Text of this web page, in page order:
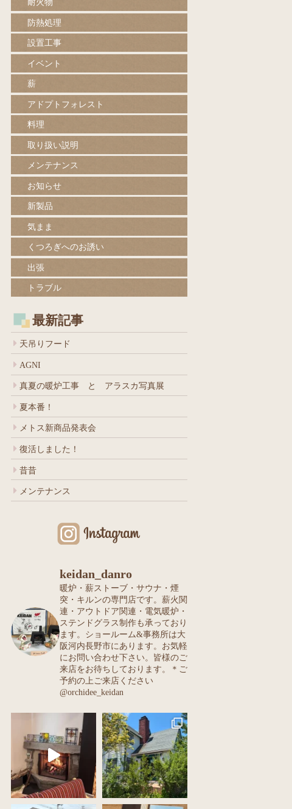
耐火物
防熱処理
設置工事
イベント
薪
アドプトフォレスト
料理
取り扱い説明
メンテナンス
お知らせ
新製品
気まま
くつろぎへのお誘い
出張
トラブル
最新記事
天吊りフード
AGNI
真夏の暖炉工事 と アラスカ写真展
夏本番！
メトス新商品発表会
復活しました！
昔昔
メンテナンス
keidan_danro
暖炉・薪ストーブ・サウナ・煙
突・キルンの専門店です。薪火関
連・アウトドア関連・電気暖炉・
ステンドグラス制作も承っており
ます。ショールーム&事務所は大
阪河内長野市にあります。お気軽
にお問い合わせ下さい。皆様のご
来店をお待ちしております。＊ご
予約の上ご来店ください
@orchidee_keidan